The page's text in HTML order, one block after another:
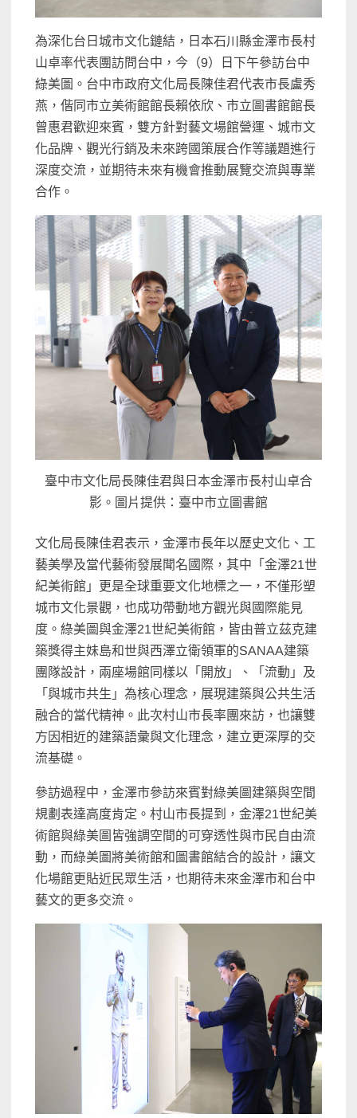
為深化台日城市文化鏈結，日本石川縣金澤市長村
山卓率代表團訪問台中，今（9）日下午參訪台中
綠美圖。台中市政府文化局長陳佳君代表市長盧秀
燕，偕同市立美術館館長賴依欣、市立圖書館館長
曾惠君歡迎來賓，雙方針對藝文場館營運、城市文
化品牌、觀光行銷及未來跨國策展合作等議題進行
深度交流，並期待未來有機會推動展覽交流與專業
合作。
臺中市文化局長陳佳君與日本金澤市長村山卓合
影。圖片提供：臺中市立圖書館
文化局長陳佳君表示，金澤市長年以歷史文化、工
藝美學及當代藝術發展聞名國際，其中「金澤21世
紀美術館」更是全球重要文化地標之一，不僅形塑
城市文化景觀，也成功帶動地方觀光與國際能見
度。綠美圖與金澤21世紀美術館，皆由普立茲克建
築獎得主妹島和世與西澤立衛領軍的SANAA建築
團隊設計，兩座場館同樣以「開放」、「流動」及
「與城市共生」為核心理念，展現建築與公共生活
融合的當代精神。此次村山市長率團來訪，也讓雙
方因相近的建築語彙與文化理念，建立更深厚的交
流基礎。
參訪過程中，金澤市參訪來賓對綠美圖建築與空間
規劃表達高度肯定。村山市長提到，金澤21世紀美
術館與綠美圖皆強調空間的可穿透性與市民自由流
動，而綠美圖將美術館和圖書館結合的設計，讓文
化場館更貼近民眾生活，也期待未來金澤市和台中
藝文的更多交流。